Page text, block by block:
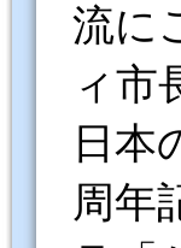
流に
ィ市
日本
周年